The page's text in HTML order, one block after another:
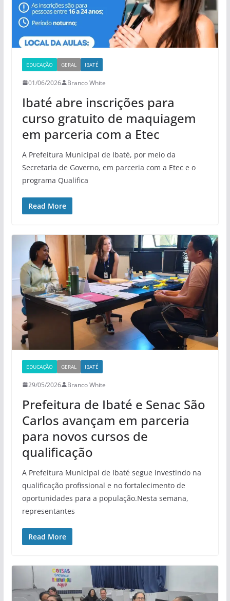
EDUCAÇÃO GERAL IBATÉ
01/06/2026 Branco White
Ibaté abre inscrições para
curso gratuito de maquiagem
em parceria com a Etec
A Prefeitura Municipal de Ibaté, por meio da
Secretaria de Governo, em parceria com a Etec e o
programa Qualifica
Read More
EDUCAÇÃO GERAL IBATÉ
29/05/2026 Branco White
Prefeitura de Ibaté e Senac São
Carlos avançam em parceria
para novos cursos de
qualificação
A Prefeitura Municipal de Ibaté segue investindo na
qualificação profissional e no fortalecimento de
oportunidades para a população.Nesta semana,
representantes
Read More